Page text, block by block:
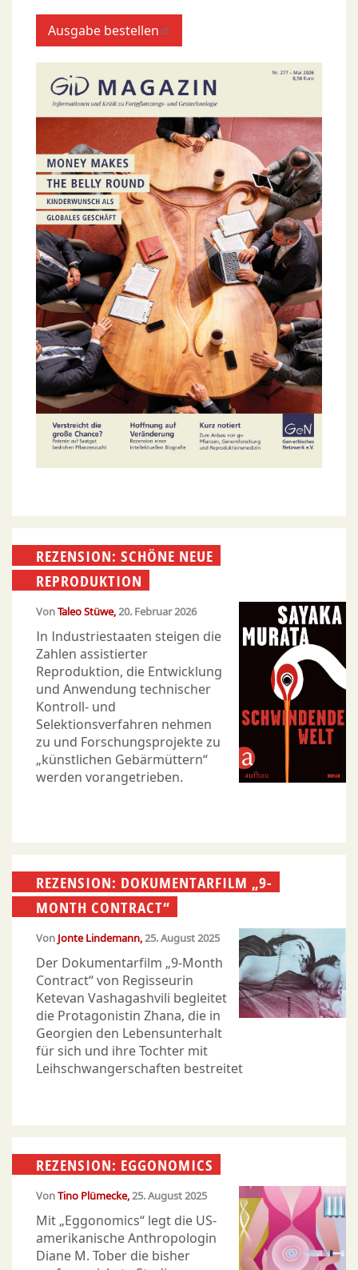
Ausgabe bestellen
REZENSION: SCHÖNE NEUE
REPRODUKTION
VonTaleo Stüwe 20. Februar 2026
In Industriestaaten steigen die
Zahlen assistierter
Reproduktion, die Entwicklung
und Anwendung technischer
Kontroll- und
Selektionsverfahren nehmen
zu und Forschungsprojekte zu
„künstlichen Gebärmüttern“
werden vorangetrieben.
REZENSION: DOKUMENTARFILM „9-
MONTH CONTRACT“
Von Jonte Lindemann 25. August 2025
Der Dokumentarfilm „9-Month
Contract“ von Regisseurin
Ketevan Vashagashvili begleitet
die Protagonistin Zhana, die in
Georgien den Lebensunterhalt
für sich und ihre Tochter mit
Leihschwangerschaften bestreitet
REZENSION: EGGONOMICS
VonTino Plümecke 25. August 2025
Mit „Eggonomics“ legt die US-
amerikanische Anthropologin
Diane M. Tober die bisher